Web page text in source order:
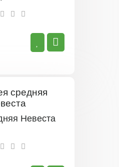
Невеста